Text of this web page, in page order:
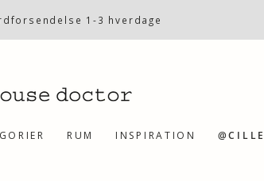
1-3 hverdage
RUM INSPIRATION